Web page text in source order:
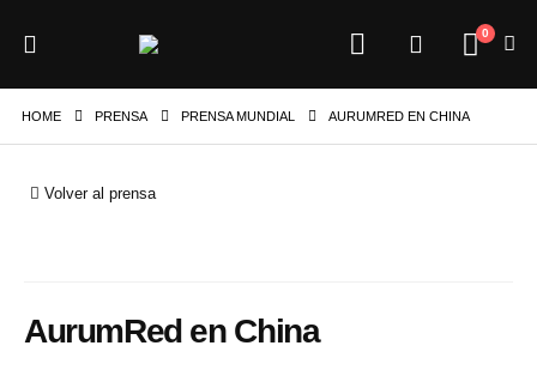
0
HOME PRENSA PRENSA MUNDIAL AURUMRED EN CHINA
Volver al prensa
AurumRed en China